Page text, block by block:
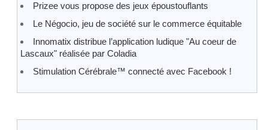
Prizee vous propose des jeux époustouflants
Le Négocio, jeu de société sur le commerce équitable
Innomatix distribue l’application ludique "Au coeur de
Lascaux" réalisée par Coladia
Stimulation Cérébrale™ connecté avec Facebook !